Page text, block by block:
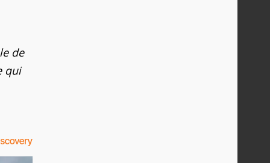
de
qui